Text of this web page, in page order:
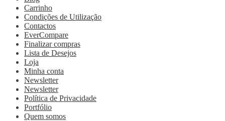
Carrinho
Condições de Utilização
Contactos
EverCompare
Finalizar compras
Lista de Desejos
Loja
Minha conta
Newsletter
Newsletter
Política de Privacidade
Portfólio
Quem somos